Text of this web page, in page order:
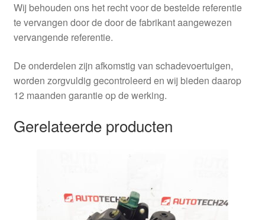
Wij behouden ons het recht voor de bestelde referentie
te vervangen door de door de fabrikant aangewezen
vervangende referentie.
De onderdelen zijn afkomstig van schadevoertuigen,
worden zorgvuldig gecontroleerd en wij bieden daarop
12 maanden garantie op de werking.
Gerelateerde producten